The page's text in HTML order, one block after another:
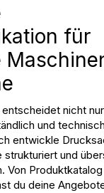
für
nicht
und
entwickle
strukturiert und
Von
du deine